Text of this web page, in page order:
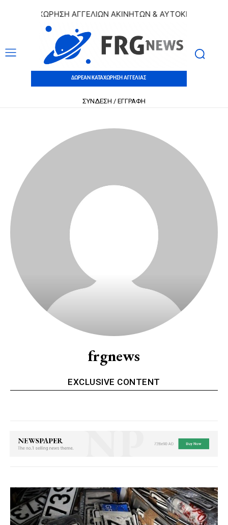
ΚΑΤΑΧΩΡΗΣΗ ΑΓΓΕΛΙΩΝ ΑΚΙΝΗΤΩΝ & ΑΥΤΟΚΙΝΗΤΩΝ |
ΔΩΡΕΑΝ ΚΑΤΑΧΩΡΗΣΗ ΑΓΓΕΛΙΑΣ
ΣΥΝΔΕΣΗ / ΕΓΓΡΑΦΗ
frgnews
EXCLUSIVE CONTENT